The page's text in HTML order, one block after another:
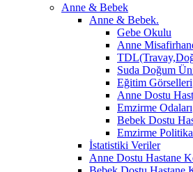
Anne & Bebek
Anne & Bebek.
Gebe Okulu
Anne
Suda Doğum
Eğitim Görselleri
Anne Dostu
Emzirme Odaları
Bebek Dostu
Emzirme
İstatistiki Veriler
Anne Dostu Hastane